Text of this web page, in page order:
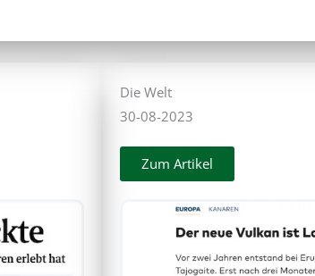
Die Welt
30-08-2023
Zum Artikel